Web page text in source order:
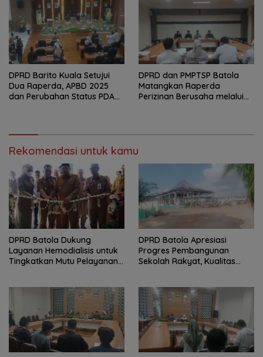
DPRD Barito Kuala Setujui
Dua Raperda, APBD 2025
dan Perubahan Status PDAM
DPRD dan PMPTSP Batola
Matangkan Raperda
Perizinan Berusaha melalui
Rekomendasi untuk kamu
DPRD Batola Dukung
Layanan Hemodialisis untuk
Tingkatkan Mutu Pelayanan
DPRD Batola Apresiasi
Progres Pembangunan
Sekolah Rakyat, Kualitas